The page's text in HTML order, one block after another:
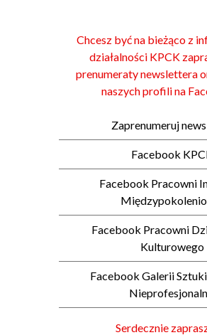
Chcesz być na bieżąco z
działalności KPCK
prenumeraty newslettera
naszych profili na
Zaprenumeruj
Facebook
Facebook Pracowni
Facebook Pracowni
Kulturowego
Facebook Galerii
Serdecznie